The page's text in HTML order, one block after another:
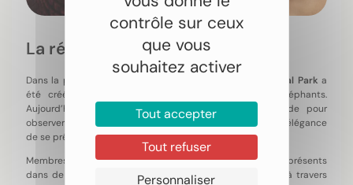
contrôle sur ceux
que vous
souhaitez activer
Tout accepter
Tout refuser
Personnaliser
La réserve d’Addo
Dans la province du Cap-Oriental, Addo Elephant National Park a
été créé à l’origine pour protéger et étudier les éléphants.
Aujourd’hui, c’est l’un des meilleurs endroits au monde pour
observer ces géants dans leur milieu naturel. Le parc à l’élégance
de se prêter parfaitement aux autotours.
Membres emblématiques des Big Five, les éléphants sont présents
dans de nombreux parcs nationaux et réserves privées à travers